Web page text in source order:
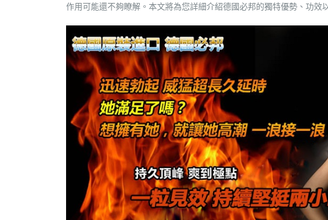
作用可能還不夠瞭解。本文將為您詳細介紹德國必邦的獨特優勢、功效